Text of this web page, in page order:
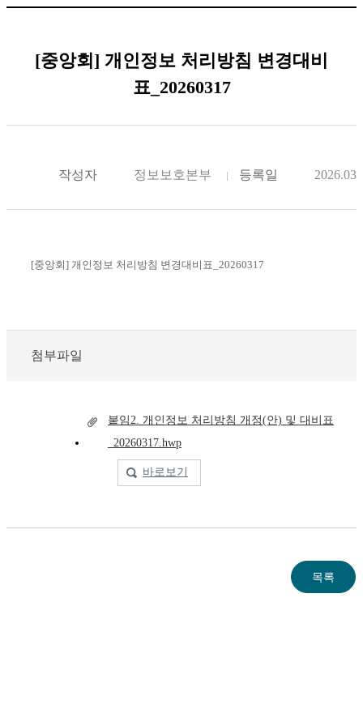
[중앙회] 개인정보 처리방침 변경대비
표_20260317
작성자 정보보호본부 등록일
[중앙회] 개인정보 처리방침 변경대비표_20260317
첨부파일
붙임2. 개인정보 처리방침 개정(안) 및 대비표
_20260317.hwp
바로보기